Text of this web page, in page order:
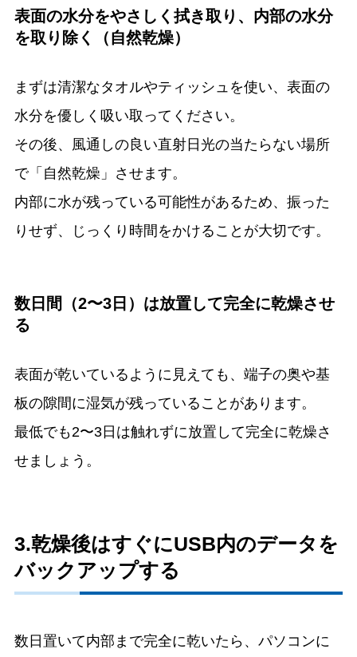
表面の水分をやさしく拭き取り、内部の水分
を取り除く（自然乾燥）
まずは清潔なタオルやティッシュを使い、表面の
水分を優しく吸い取ってください。
その後、風通しの良い直射日光の当たらない場所
で「自然乾燥」させます。
内部に水が残っている可能性があるため、振った
りせず、じっくり時間をかけることが大切です。
数日間（2〜3日）は放置して完全に乾燥させ
る
表面が乾いているように見えても、端子の奥や基
板の隙間に湿気が残っていることがあります。
最低でも2〜3日は触れずに放置して完全に乾燥さ
せましょう。
3.乾燥後はすぐにUSB内のデータを
バックアップする
数日置いて内部まで完全に乾いたら、パソコンに